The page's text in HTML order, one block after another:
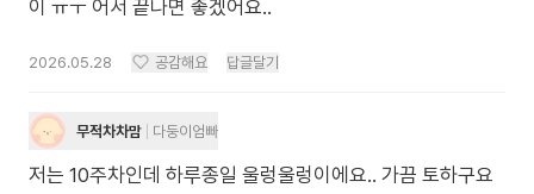
이 ㅠㅜ 어서 끝나면 좋겠어요..
2026.05.28 공감해요 답글달기
무적차차맘 다둥이엄빠
저는 10주차인데 하루종일 울렁울렁이에요.. 가끔 토하구요